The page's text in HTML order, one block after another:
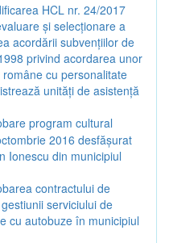
HCL nr. 24/2017
și selecționare a
acordării subvențiilor de
privind acordarea unor
cu personalitate
unități de asistență
program cultural
2016 desfășurat
Ionescu din municipiul
contractului de
serviciului de
cu autobuze în municipiul